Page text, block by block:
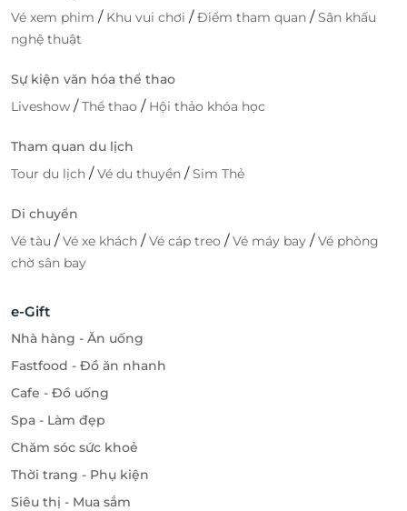
Vé xem phim / Khu vui chơi /Điểm tham quan /Sân khấu
nghệ thuật
Sự kiện văn hóa thể thao
Liveshow /Thể thao / Hội thảo khóa học
Tham quan du lịch
Tour du lịch /Vé du thuyền /Sim Thẻ
Di chuyển
Vé tàu /Vé xe khách /Vé cáp treo /Vé máy bay /Vé phòng
chờ sân bay
e-Gift
Nhà hàng - Ăn uống
Fastfood - Đồ ăn nhanh
Cafe - Đồ uống
Spa - Làm đẹp
Chăm sóc sức khoẻ
Thời trang - Phụ kiện
Siêu thị - Mua sắm